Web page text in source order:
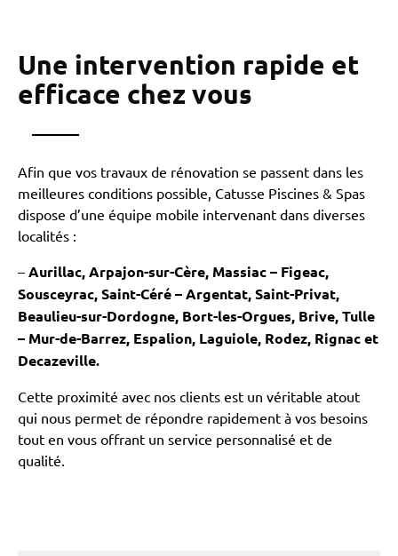
Une intervention rapide et
efficace chez vous
Afin que vos travaux de rénovation se passent dans les
meilleures conditions possible, Catusse Piscines & Spas
dispose d’une équipe mobile intervenant dans diverses
localités :
– Aurillac, Arpajon-sur-Cère, Massiac – Figeac,
Sousceyrac, Saint-Céré – Argentat, Saint-Privat,
Beaulieu-sur-Dordogne, Bort-les-Orgues, Brive, Tulle
– Mur-de-Barrez, Espalion, Laguiole, Rodez, Rignac et
Decazeville.
Cette proximité avec nos clients est un véritable atout
qui nous permet de répondre rapidement à vos besoins
tout en vous offrant un service personnalisé et de
qualité.